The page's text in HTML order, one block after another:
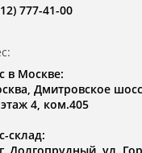
777-41-00
в Москве:
Дмитровское
4, ком.405
склад: